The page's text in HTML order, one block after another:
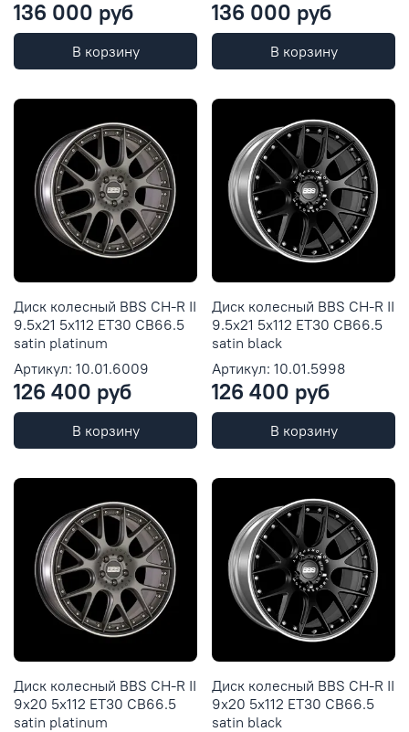
136 000 руб
В корзину
136 000 руб
В корзину
Диск колесный BBS CH-R II
9.5x21 5x112 ET30 CB66.5
satin platinum
Артикул: 10.01.6009
126 400 руб
В корзину
Диск колесный BBS CH-R II
9.5x21 5x112 ET30 CB66.5
satin black
Артикул: 10.01.5998
126 400 руб
В корзину
Диск колесный BBS CH-R II
9x20 5x112 ET30 CB66.5
satin platinum
Диск колесный BBS CH-R II
9x20 5x112 ET30 CB66.5
satin black